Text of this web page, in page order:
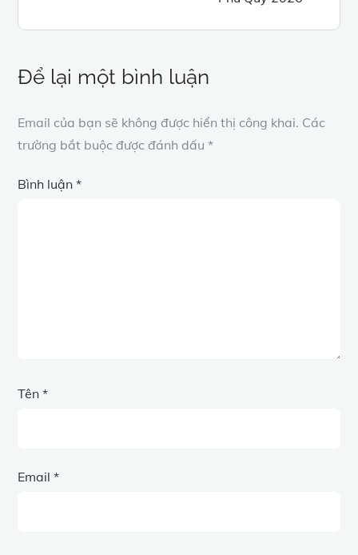
viết
Để lại một bình luận
Email của bạn sẽ không được hiển thị công khai. Các
trường bắt buộc được đánh dấu*
Bình luận*
Tên*
Email*